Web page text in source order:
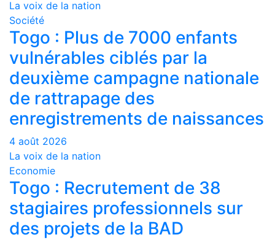
La voix de la nation
Société
Togo : Plus de 7000 enfants
vulnérables ciblés par la
deuxième campagne nationale
de rattrapage des
enregistrements de naissances
4 août 2026
La voix de la nation
Economie
Togo : Recrutement de 38
stagiaires professionnels sur
des projets de la BAD